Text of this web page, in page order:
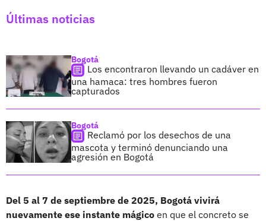
Últimas noticias
Bogotá
Los encontraron llevando un cadáver en
una hamaca: tres hombres fueron
capturados
Bogotá
Reclamó por los desechos de una
mascota y terminó denunciando una
agresión en Bogotá
Del 5 al 7 de septiembre de 2025, Bogotá vivirá
nuevamente ese instante mágico en que el concreto se